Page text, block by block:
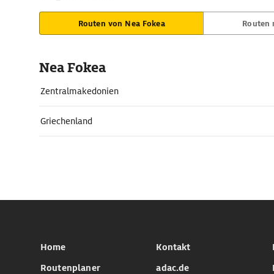
Routen von Nea Fokea Routen
Nea Fokea
Zentralmakedonien
Griechenland
Home
Routenplaner
Kontakt
adac.de